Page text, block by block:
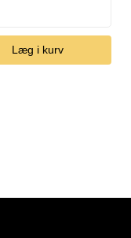
Læg i kurv